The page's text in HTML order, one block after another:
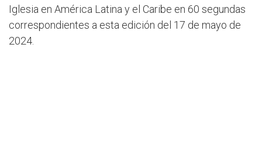
Iglesia en América Latina y el Caribe en 60 segundas
correspondientes a esta edición del 17 de mayo de
2024.